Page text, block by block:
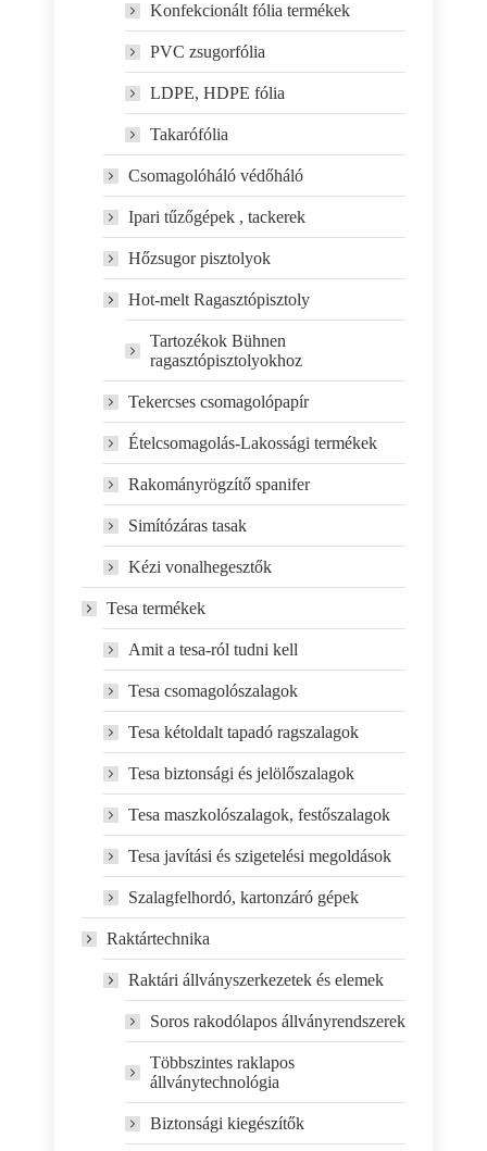
Konfekcionált fólia termékek
PVC zsugorfólia
LDPE, HDPE fólia
Takarófólia
Csomagolóháló védőháló
Ipari tűzőgépek , tackerek
Hőzsugor pisztolyok
Hot-melt Ragasztópisztoly
Tartozékok Bühnen
ragasztópisztolyokhoz
Tekercses csomagolópapír
Ételcsomagolás-Lakossági termékek
Rakományrögzítő spanifer
Simítózáras tasak
Kézi vonalhegesztők
Tesa termékek
Amit a tesa-ról tudni kell
Tesa csomagolószalagok
Tesa kétoldalt tapadó ragszalagok
Tesa biztonsági és jelölőszalagok
Tesa maszkolószalagok, festőszalagok
Tesa javítási és szigetelési megoldások
Szalagfelhordó, kartonzáró gépek
Raktártechnika
Raktári állványszerkezetek és elemek
Soros rakodólapos állványrendszerek
Többszintes raklapos
állványtechnológia
Biztonsági kiegészítők